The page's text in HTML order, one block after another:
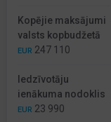
Kopējie maksājumi
valsts kopbudžetā
EUR 247 110
Iedzīvotāju
ienākuma nodoklis
EUR 23 990